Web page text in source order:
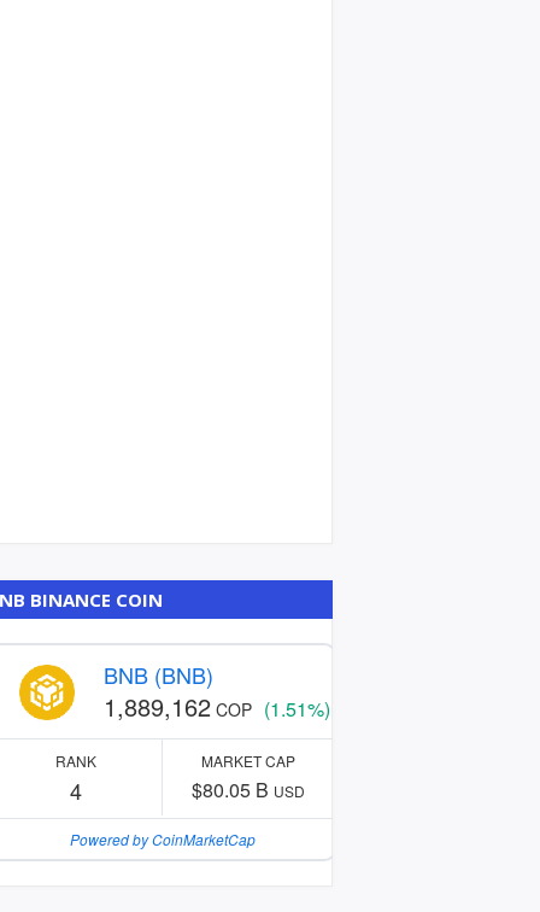
BINANCE COIN
BNB (BNB)
1,889,162 COP (1.51%)
RANK
4
MARKET CAP
$80.05 B USD
Powered by CoinMarketCap